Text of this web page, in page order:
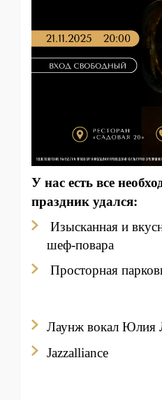
У нас есть все
праздник удался:
Изысканная и
шеф-повара
Просторная
Лаунж вокал Юлия
Jazzalliance